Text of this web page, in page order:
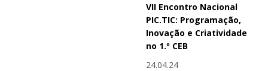
VII Encontro Nacional
PIC.TIC: Programação,
Inovação e Criatividade
no 1.º CEB
24.04.24